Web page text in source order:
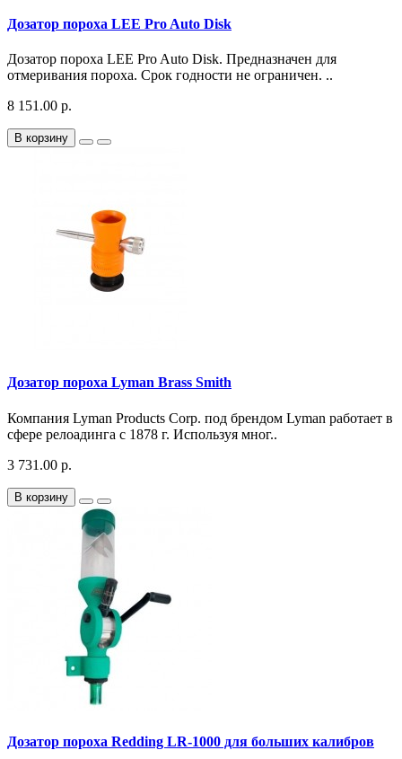
Дозатор пороха LEE Pro Auto Disk
Дозатор пороха LEE Pro Auto Disk. Предназначен для
отмеривания пороха. Срок годности не ограничен. ..
8 151.00 р.
В корзину
Дозатор пороха Lyman Brass Smith
Компания Lyman Products Corp. под брендом Lyman работает в
сфере релоадинга с 1878 г. Используя мног..
3 731.00 р.
В корзину
Дозатор пороха Redding LR-1000 для больших калибров